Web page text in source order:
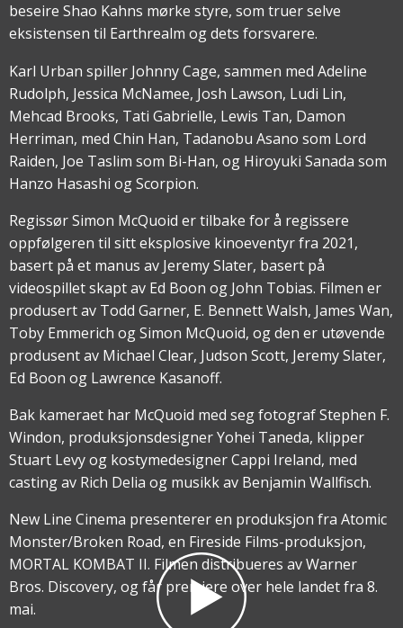
beseire Shao Kahns mørke styre, som truer selve
eksistensen til Earthrealm og dets forsvarere.
Karl Urban spiller Johnny Cage, sammen med Adeline
Rudolph, Jessica McNamee, Josh Lawson, Ludi Lin,
Mehcad Brooks, Tati Gabrielle, Lewis Tan, Damon
Herriman, med Chin Han, Tadanobu Asano som Lord
Raiden, Joe Taslim som Bi-Han, og Hiroyuki Sanada som
Hanzo Hasashi og Scorpion.
Regissør Simon McQuoid er tilbake for å regissere
oppfølgeren til sitt eksplosive kinoeventyr fra 2021,
basert på et manus av Jeremy Slater, basert på
videospillet skapt av Ed Boon og John Tobias. Filmen er
produsert av Todd Garner, E. Bennett Walsh, James Wan,
Toby Emmerich og Simon McQuoid, og den er utøvende
produsent av Michael Clear, Judson Scott, Jeremy Slater,
Ed Boon og Lawrence Kasanoff.
Bak kameraet har McQuoid med seg fotograf Stephen F.
Windon, produksjonsdesigner Yohei Taneda, klipper
Stuart Levy og kostymedesigner Cappi Ireland, med
casting av Rich Delia og musikk av Benjamin Wallfisch.
New Line Cinema presenterer en produksjon fra Atomic
Monster/Broken Road, en Fireside Films-produksjon,
MORTAL KOMBAT II. Filmen distribueres av Warner
Bros. Discovery, og får premiere over hele landet fra 8.
mai.